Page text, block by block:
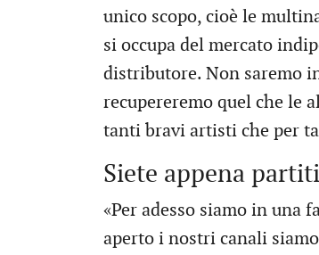
unico scopo, cioè le
si occupa del mercato
distributore. Non saremo
recupereremo quel che le
tanti bravi artisti che per
Siete appena
«Per adesso siamo in una
aperto i nostri canali